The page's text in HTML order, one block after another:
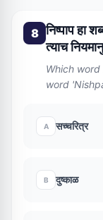
8 निष्पाप हा
त्याच
Which
word
A सच्चरित्र
B दुष्काळ